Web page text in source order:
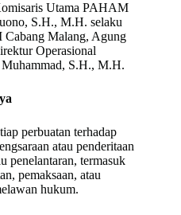
Utama PAHAM
S.H., M.H. selaku
Malang, Agung
Operasional
S.H., M.H.
perbuatan terhadap
atau penderitaan
penelantaran, termasuk
pemaksaan, atau
hukum.